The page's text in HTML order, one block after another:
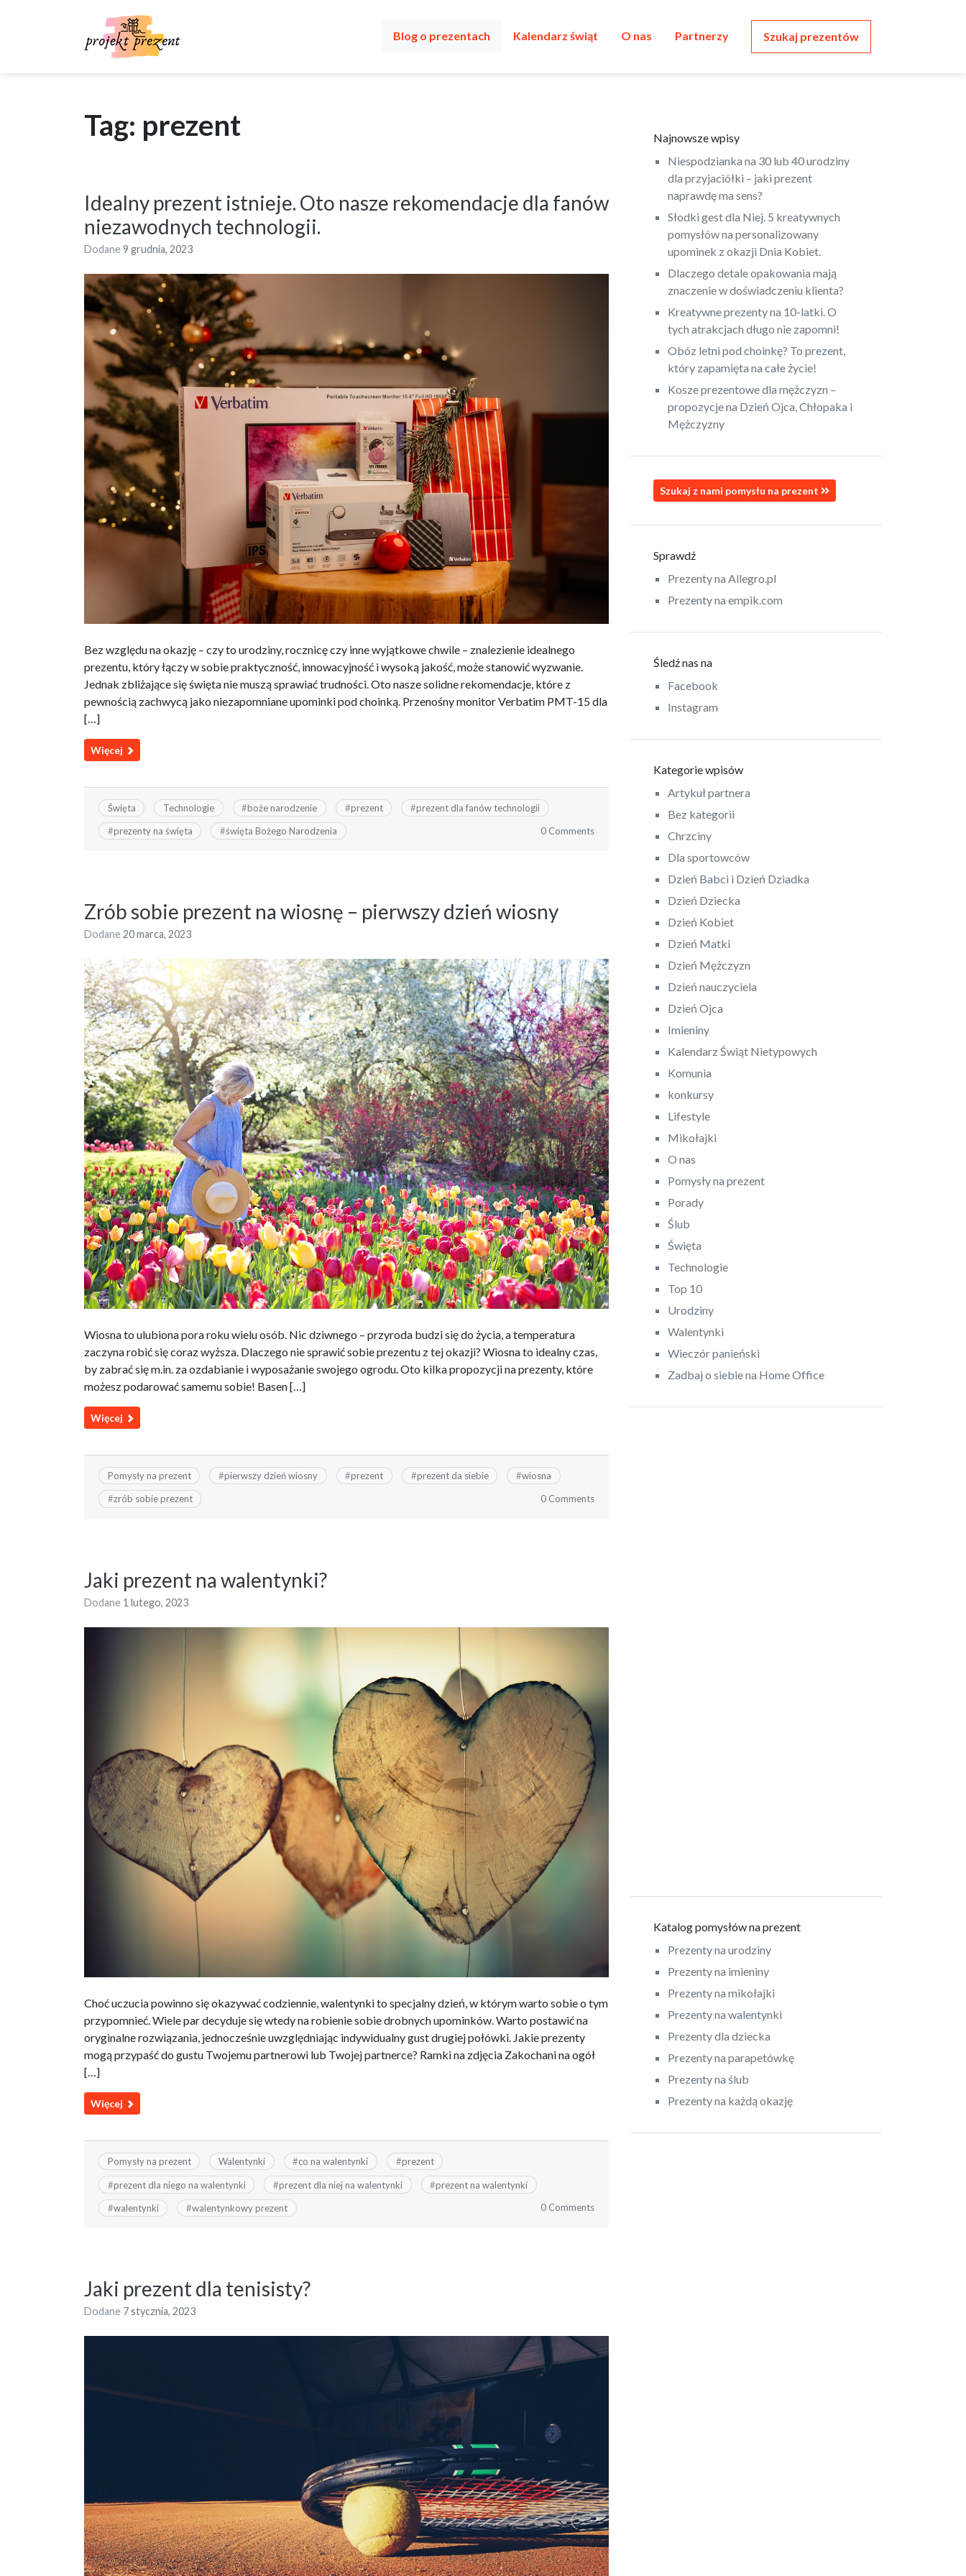
Blog o prezentach Kalendarz świąt O nas Partnerzy Szukaj prezentów
Tag: prezent
Idealny prezent istnieje. Oto nasze rekomendacje dla fanów
niezawodnych technologii.
Dodane9 grudnia, 2023
Bez względu na okazję – czy to urodziny, rocznicę czy inne wyjątkowe chwile – znalezienie idealnego
prezentu, który łączy w sobie praktyczność, innowacyjność i wysoką jakość, może stanowić wyzwanie.
Jednak zbliżające się święta nie muszą sprawiać trudności. Oto nasze solidne rekomendacje, które z
pewnością zachwycą jako niezapomniane upominki pod choinką. Przenośny monitor Verbatim PMT-15 dla
[…]
Więcej
Święta Technologie #boże narodzenie #prezent #prezent dla fanów technologii
#prezenty na święta #święta Bożego Narodzenia 0 Comments
Zrób sobie prezent na wiosnę – pierwszy dzień wiosny
Dodane20 marca, 2023
Wiosna to ulubiona pora roku wielu osób. Nic dziwnego – przyroda budzi się do życia, a temperatura
zaczyna robić się coraz wyższa. Dlaczego nie sprawić sobie prezentu z tej okazji? Wiosna to idealny czas,
by zabrać się m.in. za ozdabianie i wyposażanie swojego ogrodu. Oto kilka propozycji na prezenty, które
możesz podarować samemu sobie! Basen […]
Więcej
Pomysły na prezent #pierwszy dzień wiosny #prezent #prezent da siebie #wiosna
#zrób sobie prezent 0 Comments
Jaki prezent na walentynki?
Dodane 1 lutego, 2023
Choć uczucia powinno się okazywać codziennie, walentynki to specjalny dzień, w którym warto sobie o tym
przypomnieć. Wiele par decyduje się wtedy na robienie sobie drobnych upominków. Warto postawić na
oryginalne rozwiązania, jednocześnie uwzględniając indywidualny gust drugiej połówki. Jakie prezenty
mogą przypaść do gustu Twojemu partnerowi lub Twojej partnerce? Ramki na zdjęcia Zakochani na ogół
[…]
Więcej
Pomysły na prezent Walentynki #co na walentynki #prezent
#prezent dla niego na walentynki #prezent dla niej na walentynki #prezent na walentynki
#walentynki #walentynkowy prezent 0 Comments
Jaki prezent dla tenisisty?
Dodane 7 stycznia, 2023
Najnowsze wpisy
Niespodzianka na 30 lub 40 urodziny
dla przyjaciółki – jaki prezent
naprawdę ma sens?
Słodki gest dla Niej. 5 kreatywnych
pomysłów na personalizowany
upominek z okazji Dnia Kobiet.
Dlaczego detale opakowania mają
znaczenie w doświadczeniu klienta?
Kreatywne prezenty na 10-latki. O
tych atrakcjach długo nie zapomni!
Obóz letni pod choinkę? To prezent,
który zapamięta na całe życie!
Kosze prezentowe dla mężczyzn –
propozycje na Dzień Ojca, Chłopaka i
Mężczyzny
Szukaj z nami pomysłu na prezent
Sprawdź
Prezenty na Allegro.pl
Prezenty na empik.com
Śledź nas na
Facebook
Instagram
Kategorie wpisów
Artykuł partnera
Bez kategorii
Chrzciny
Dla sportowców
Dzień Babci i Dzień Dziadka
Dzień Dziecka
Dzień Kobiet
Dzień Matki
Dzień Mężczyzn
Dzień nauczyciela
Dzień Ojca
Imieniny
Kalendarz Świąt Nietypowych
Komunia
konkursy
Lifestyle
Mikołajki
O nas
Pomysły na prezent
Porady
Ślub
Święta
Technologie
Top 10
Urodziny
Walentynki
Wieczór panieński
Zadbaj o siebie na Home Office
Katalog pomysłów na prezent
Prezenty na urodziny
Prezenty na imieniny
Prezenty na mikołajki
Prezenty na walentynki
Prezenty dla dziecka
Prezenty na parapetówkę
Prezenty na ślub
Prezenty na każdą okazję